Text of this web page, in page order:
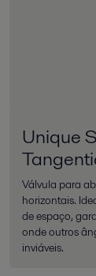
Unique
Válvula para
horizontais.
de espaço,
onde outros
inviáveis.